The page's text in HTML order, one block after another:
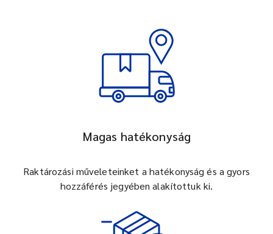
Magas hatékonyság
Raktározási műveleteinket a hatékonyság és a gyors
hozzáférés jegyében alakítottuk ki.